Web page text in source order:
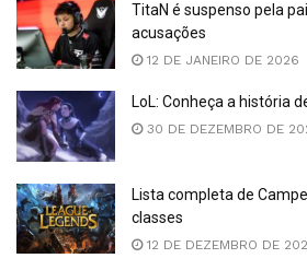
TitaN é suspenso pela
acusações
12 DE JANEIRO DE 2026
LoL: Conheça a história
30 DE DEZEMBRO DE
Lista completa de
classes
12 DE DEZEMBRO DE